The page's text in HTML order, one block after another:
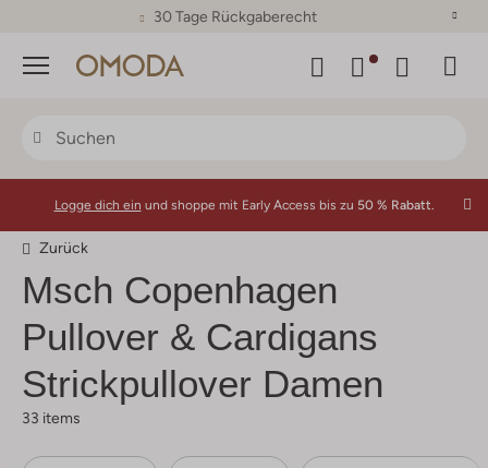
30 Tage Rückgaberecht
Menü
Logge dich ein und shoppe mit Early Access bis zu 50 % Rabatt.
Zurück
Msch Copenhagen
Pullover & Cardigans
Strickpullover Damen
33 items